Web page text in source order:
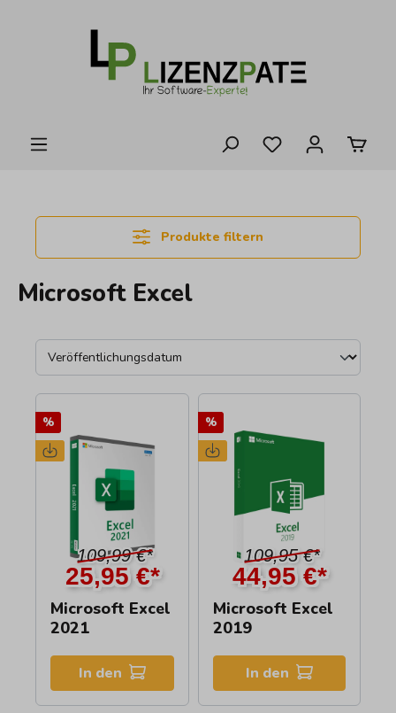
Produkte filtern
Microsoft Excel
%
Microsoft Excel
2021
25,95 €*
109,99 €*
In den
%
Microsoft Excel
2019
44,95 €*
109,95 €*
In den